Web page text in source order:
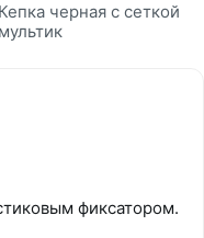
Кепка черная с сеткой
мультик
фиксатором.